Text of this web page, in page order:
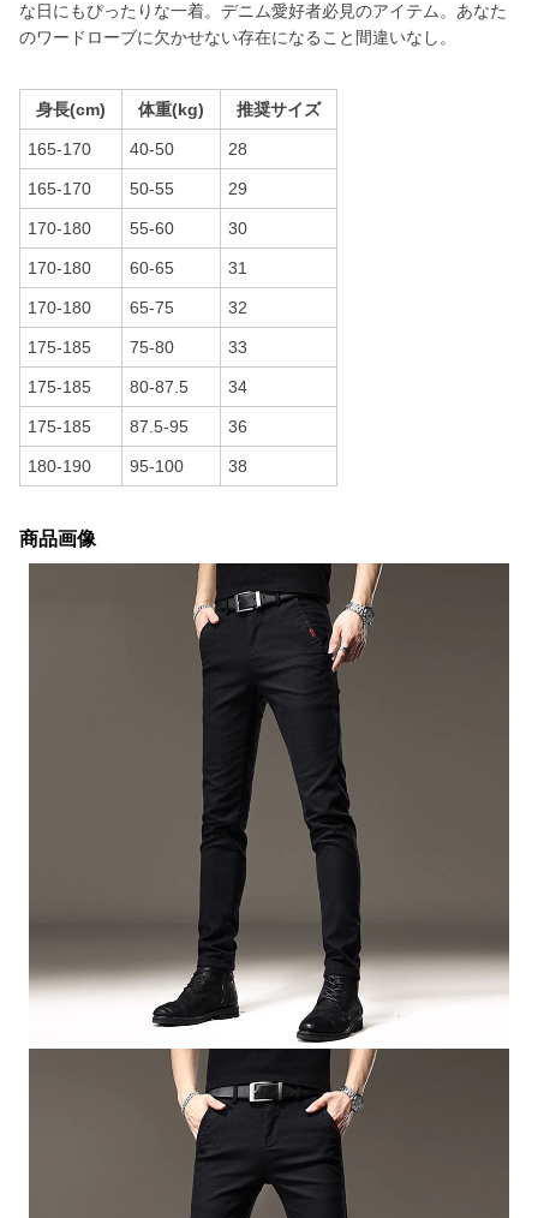
な日にもぴったりな一着。デニム愛好者必見のアイテム。あなた
のワードローブに欠かせない存在になること間違いなし。
身長(cm) 体重(kg) 推奨サイズ
165-170 40-50 28
165-170 50-55 29
170-180 55-60 30
170-180 60-65 31
170-180 65-75 32
175-185 75-80 33
175-185 80-87.5 34
175-185 87.5-95 36
180-190 95-100 38
商品画像